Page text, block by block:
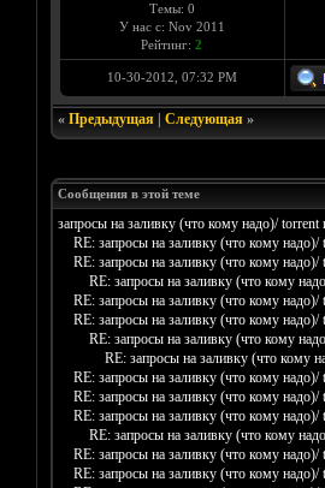
Темы: 0
У нас с: Nov 2011
Рейтинг: 2
10-30-2012, 07:32 PM
« Предыдущая| Следующая»
Сообщения в этой теме
запросы на заливку (что кому надо)/ torrent
RE: запросы на заливку (что кому надо)/
RE: запросы на заливку (что кому надо)/
RE: запросы на заливку (что кому
RE: запросы на заливку (что кому надо)/
RE: запросы на заливку (что кому надо)/
RE: запросы на заливку (что кому
RE: запросы на заливку (что кому
RE: запросы на заливку (что кому надо)/
RE: запросы на заливку (что кому надо)/
RE: запросы на заливку (что кому надо)/
RE: запросы на заливку (что кому
RE: запросы на заливку (что кому надо)/
RE: запросы на заливку (что кому надо)/